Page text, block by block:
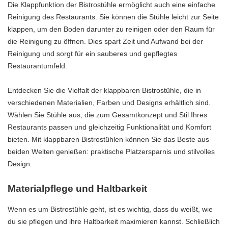
Die Klappfunktion der Bistrostühle ermöglicht auch eine einfache
Reinigung des Restaurants. Sie können die Stühle leicht zur Seite
klappen, um den Boden darunter zu reinigen oder den Raum für
die Reinigung zu öffnen. Dies spart Zeit und Aufwand bei der
Reinigung und sorgt für ein sauberes und gepflegtes
Restaurantumfeld.
Entdecken Sie die Vielfalt der klappbaren Bistrostühle, die in
verschiedenen Materialien, Farben und Designs erhältlich sind.
Wählen Sie Stühle aus, die zum Gesamtkonzept und Stil Ihres
Restaurants passen und gleichzeitig Funktionalität und Komfort
bieten. Mit klappbaren Bistrostühlen können Sie das Beste aus
beiden Welten genießen: praktische Platzersparnis und stilvolles
Design.
Materialpflege und Haltbarkeit
Wenn es um Bistrostühle geht, ist es wichtig, dass du weißt, wie
du sie pflegen und ihre Haltbarkeit maximieren kannst. Schließlich